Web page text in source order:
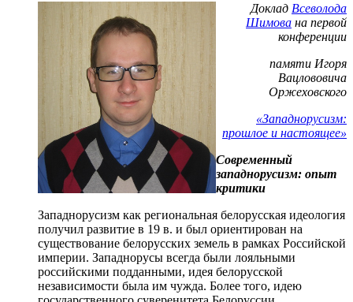
Доклад Всеволода
Шимова на первой
конференции
памяти Игоря
Вацлововича
Оржеховского
«Западнорусизм:
прошлое и настоящее»
Современный
западнорусизм: опыт
критики
Западнорусизм как региональная белорусская идеология
получил развитие в 19 в. и был ориентирован на
существование белорусских земель в рамках Российской
империи. Западнорусы всегда были лояльными
российскими подданными, идея белорусской
независимости была им чужда. Более того, идею